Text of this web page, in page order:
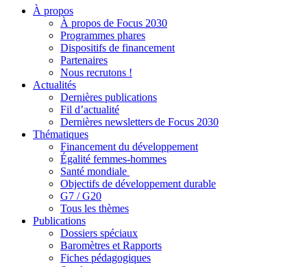
À propos
À propos de Focus 2030
Programmes phares
Dispositifs de financement
Partenaires
Nous recrutons !
Actualités
Dernières publications
Fil d’actualité
Dernières newsletters de Focus 2030
Thématiques
Financement du développement
Égalité femmes-hommes
Santé mondiale
Objectifs de développement durable
G7 / G20
Tous les thèmes
Publications
Dossiers spéciaux
Baromètres et Rapports
Fiches pédagogiques